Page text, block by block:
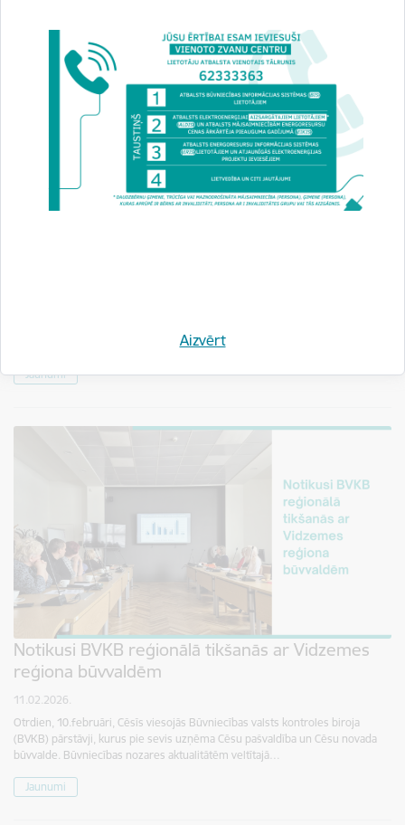
Aizvērt
EM, BVKB un RTU diskutē par mākslīgā intelekta
pētījumu rezultātus par būvniecības nozares…
Jaunumi
Notikusi BVKB reģionālā tikšanās ar Vidzemes
reģiona būvvaldēm
11.02.2026.
Otrdien, 10.februāri, Cēsīs viesojās Būvniecības valsts kontroles biroja
(BVKB) pārstāvji, kurus pie sevis uzņēma Cēsu pašvaldība un Cēsu novada
būvvalde. Būvniecības nozares aktualitātēm veltītajā…
Jaunumi